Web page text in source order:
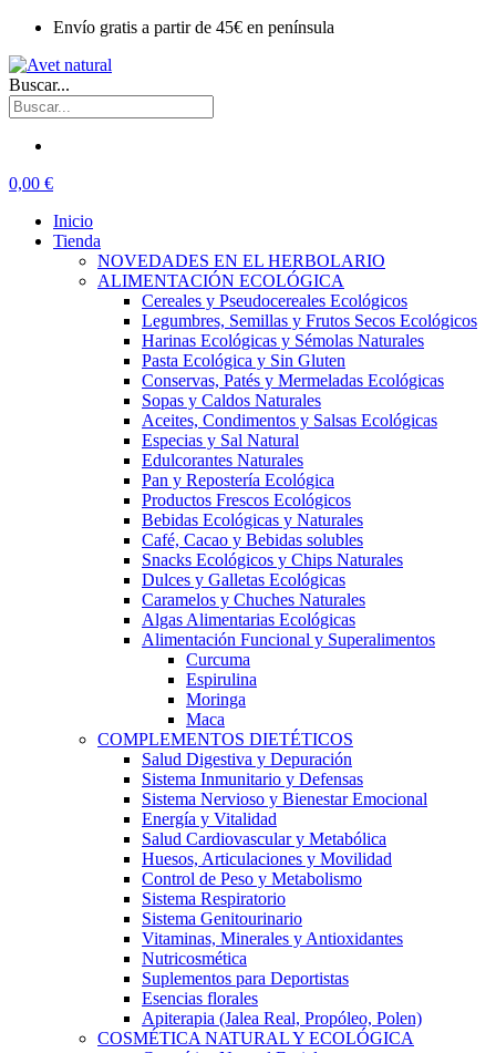
Envío gratis a partir de 45€ en península
Buscar...
0,00 €
Inicio
Tienda
NOVEDADES EN EL HERBOLARIO
ALIMENTACIÓN ECOLÓGICA
Cereales y Pseudocereales Ecológicos
Legumbres, Semillas y Frutos Secos Ecológicos
Harinas Ecológicas y Sémolas Naturales
Pasta Ecológica y Sin Gluten
Conservas, Patés y Mermeladas Ecológicas
Sopas y Caldos Naturales
Aceites, Condimentos y Salsas Ecológicas
Especias y Sal Natural
Edulcorantes Naturales
Pan y Repostería Ecológica
Productos Frescos Ecológicos
Bebidas Ecológicas y Naturales
Café, Cacao y Bebidas solubles
Snacks Ecológicos y Chips Naturales
Dulces y Galletas Ecológicas
Caramelos y Chuches Naturales
Algas Alimentarias Ecológicas
Alimentación Funcional y Superalimentos
Curcuma
Espirulina
Moringa
Maca
COMPLEMENTOS DIETÉTICOS
Salud Digestiva y Depuración
Sistema Inmunitario y Defensas
Sistema Nervioso y Bienestar Emocional
Energía y Vitalidad
Salud Cardiovascular y Metabólica
Huesos, Articulaciones y Movilidad
Control de Peso y Metabolismo
Sistema Respiratorio
Sistema Genitourinario
Vitaminas, Minerales y Antioxidantes
Nutricosmética
Suplementos para Deportistas
Esencias florales
Apiterapia (Jalea Real, Propóleo, Polen)
COSMÉTICA NATURAL Y ECOLÓGICA